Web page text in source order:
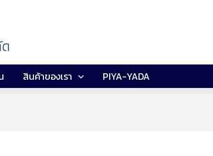
สินค้าของเรา PIYA-YADA